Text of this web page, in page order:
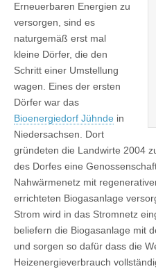
Erneuerbaren Energien zu
versorgen, sind es
naturgemäß erst mal
kleine Dörfer, die den
Schritt einer Umstellung
wagen. Eines der ersten
Dörfer war das
Bioenergiedorf Jühnde in
Niedersachsen. Dort
gründeten die Landwirte 2004
des Dorfes eine
Nahwärmenetz mit
errichteten Biogasanlage
Strom wird in das Stromnetz
beliefern die Biogasanlage mit
und sorgen so dafür dass die
Heizenergieverbrauch